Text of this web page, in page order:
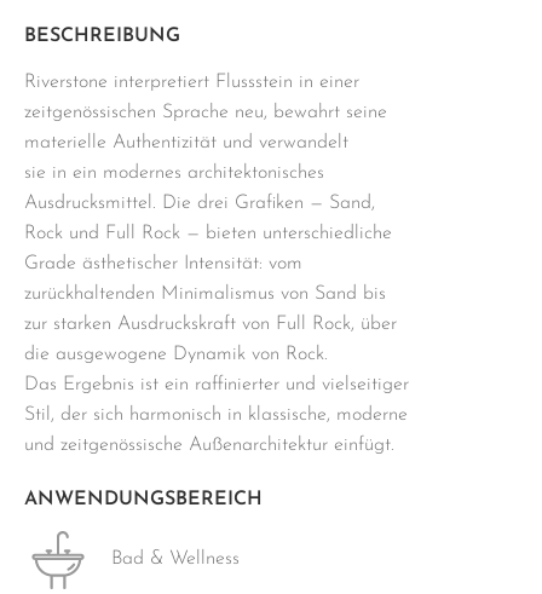
Menge
BESCHREIBUNG
Riverstone interpretiert Flussstein in einer
zeitgenössischen Sprache neu, bewahrt seine
materielle Authentizität und verwandelt
sie in ein modernes architektonisches
Ausdrucksmittel. Die drei Grafiken — Sand,
Rock und Full Rock — bieten unterschiedliche
Grade ästhetischer Intensität: vom
zurückhaltenden Minimalismus von Sand bis
zur starken Ausdruckskraft von Full Rock, über
die ausgewogene Dynamik von Rock.
Das Ergebnis ist ein raffinierter und vielseitiger
Stil, der sich harmonisch in klassische, moderne
und zeitgenössische Außenarchitektur einfügt.
ANWENDUNGSBEREICH
Bad & Wellness